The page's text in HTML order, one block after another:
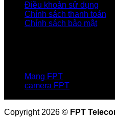
Điều khoản sử dụng
Chính sách thanh toán
Chính sách bảo mật
Mạng FPT
camera FPT
Copyright 2026 © FPT